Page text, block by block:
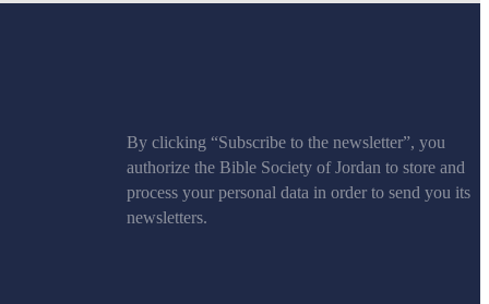
By clicking “Subscribe to the newsletter”, you
authorize the Bible Society of Jordan to store and
process your personal data in order to send you its
newsletters.